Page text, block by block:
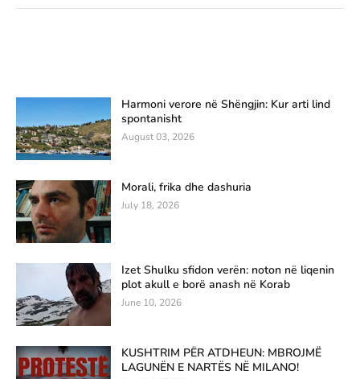
Harmoni verore në Shëngjin: Kur arti lind
spontanisht
August 03, 2026
Morali, frika dhe dashuria
July 18, 2026
Izet Shulku sfidon verën: noton në liqenin
plot akull e borë anash në Korab
June 10, 2026
KUSHTRIM PËR ATDHEUN: MBROJMË
LAGUNËN E NARTËS NË MILANO!